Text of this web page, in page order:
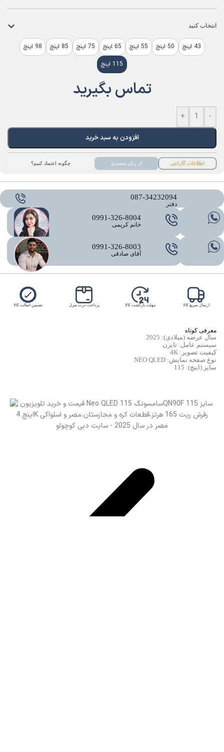
انتخاب کنید
43 اینچ 50 اینچ 55 اینچ 65 اینچ 75 اینچ 85 اینچ
98 اینچ
115 اینچ
تماس بگیرید
-
+
افزودن به سبد خرید
اطلاعات گارانتی از زبان مشتری چگونه اعتماد کنیم؟
087-34232094
دفتر
0991-326-8004
خانم کریمی
0991-326-8003
آقای صادقی
ارسال سریع کالا مهلت بازگشت کالا پرداخت درب منزل تضمین اصالت کالا
معرفی کوتاه
سال عرضه (میلادی): 2025
سیستم عامل: تایزن
کیفیت تصویر: 4K
نوع صفحه نمایش: NEO QLED
سایز (اینچ): 115